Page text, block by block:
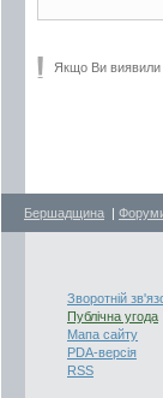
Якщо Ви виявили
Бершадщина |
Зворотній
Публічна угода
Мапа сайту
PDA-версія
RSS